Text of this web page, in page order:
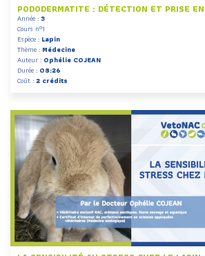
PODODERMATITE : DÉTECTION ET PRISE
Année : 3
Cours n°1
Espèce : Lapin
Thème : Médecine
Auteur : Ophélie COJEAN
Durée : 08:26
Coût : 2 crédits